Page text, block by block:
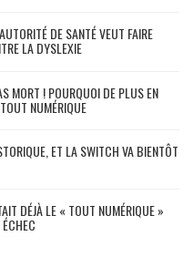
DE SANTÉ VEUT FAIRE
LA DYSLEXIE
MORT ! POURQUOI DE PLUS EN
NUMÉRIQUE
ET LA SWITCH VA BIENTÔT
DÉJÀ LE « TOUT NUMÉRIQUE »